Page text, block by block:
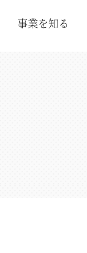
事業を知る